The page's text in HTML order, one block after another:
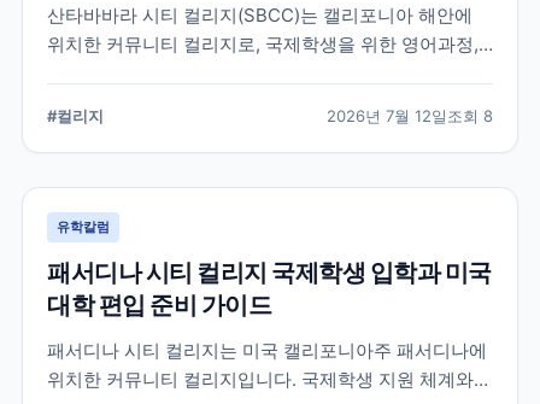
산타바바라 시티 컬리지(SBCC)는 캘리포니아 해안에
위치한 커뮤니티 컬리지로, 국제학생을 위한 영어과정,
서 확인해야 할 사항을 정리했습니다.
#컬리지 2026년 7월 12일조회 8
유학칼럼
패서디나 시티 컬리지 국제학생 입학과 미국
대학 편입 준비 가이드
패서디나 시티 컬리지는 미국 캘리포니아주 패서디나에
위치한 커뮤니티 컬리지입니다. 국제학생 지원 체계와